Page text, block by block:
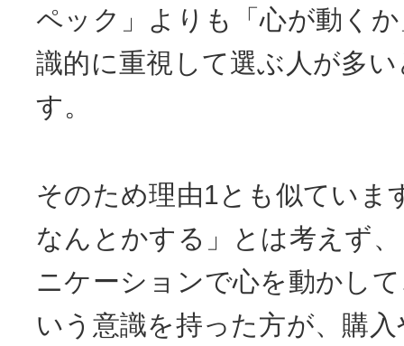
ペック」よりも「心が動く
識的に重視して選ぶ人が多
す。
そのため理由1とも似ていま
なんとかする」とは考えず
ニケーションで心を動かし
いう意識を持った方が、購